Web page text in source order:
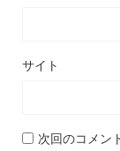
サイト
次回のコメン